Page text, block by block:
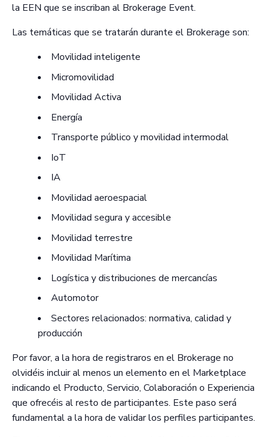
la EEN que se inscriban al Brokerage Event.
Las temáticas que se tratarán durante el Brokerage son:
Movilidad inteligente
Micromovilidad
Movilidad Activa
Energía
Transporte público y movilidad intermodal
IoT
IA
Movilidad aeroespacial
Movilidad segura y accesible
Movilidad terrestre
Movilidad Marítima
Logística y distribuciones de mercancías
Automotor
Sectores relacionados: normativa, calidad y
producción
Por favor, a la hora de registraros en el Brokerage no
olvidéis incluir al menos un elemento en el Marketplace
indicando el Producto, Servicio, Colaboración o Experiencia
que ofrecéis al resto de participantes. Este paso será
fundamental a la hora de validar los perfiles participantes.